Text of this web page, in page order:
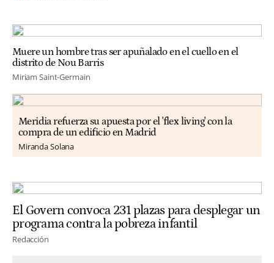
Muere un hombre tras ser apuñalado en el cuello en el
distrito de Nou Barris
Miriam Saint-Germain
Meridia refuerza su apuesta por el 'flex living' con la
compra de un edificio en Madrid
Miranda Solana
El Govern convoca 231 plazas para desplegar un
programa contra la pobreza infantil
Redacción